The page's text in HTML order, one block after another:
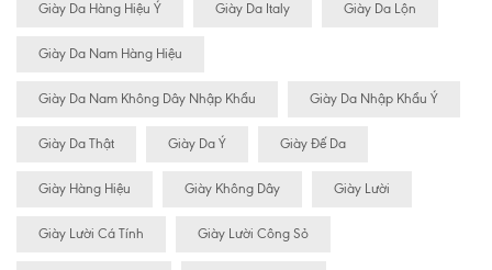
Giày Da Hàng Hiệu Ý Giày Da Italy Giày Da Lộn
Giày Da Nam Hàng Hiệu
Giày Da Nam Không Dây Nhập Khẩu Giày Da Nhập Khẩu Ý
Giày Da Thật Giày Da Ý Giày Đế Da
Giày Hàng Hiệu Giày Không Dây Giày Lười
Giày Lười Cá Tính Giày Lười Công Sỏ